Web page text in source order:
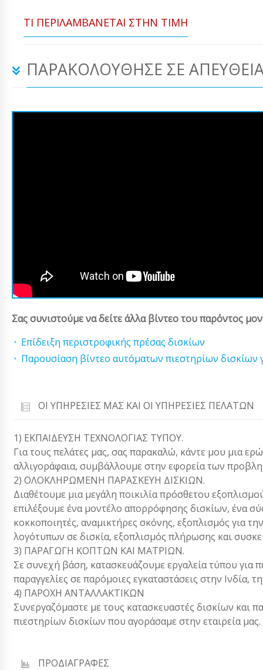
ΤΙ ΠΕΡΙΛΑΜΒΆΝΕΤΑΙ ΣΤΗΝ ΤΙΜΉ
ΠΑΡΑΚΟΛΟΎΘΗΣΕ ΣΕ
Σας συνιστούμε να δείτε άλλα βίντεο του παρόντος
Επίδειξη περιστροφικής πρέσας δισκίων
Παρουσίαση βίντεο αυτόματων πιεστηρίων
ΟΙ ΥΠΗΡΕΣΊΕΣ ΜΑΣ ΚΑΙ ΟΙ ΥΠΗΡΕΣΊΕΣ ΠΕΛΑΤΏΝ
1) ΕΚΠΑΙΔΕΥΣΗ ΤΕΧΝΟΛΟΓΙΑΣ ΤΥΠΟΥ.
Για τους πελάτες μας, σας παρακαλώ, κάντε μου μια
αλλιγοράφαια, συμβάλλουμε στην εφορεία των
2) ΟΛΟΚΛΗΡΩΜΕΝΗ ΠΑΡΑΣΚΕΥΗ ΔΙΣΚΙΩΝ.
Διαθέτουμε μια μεγάλη ποικιλία πρόσθετου
επιλέξουμε ένα μοντέλο απορρόφησης δισκίων, ένα
κοκκοποιητές, αναμικτήρες σκόνης, εξοπλισμός για
λογότυπων σε δισκία, εξοπλισμός πλήρωσης και
3) ΠΑΡΑΓΩΓΗ ΚΟΠΤΩΝ ΚΑΙ ΜΑΤΡΙΩΝ.
Σε συνεχή βάση, κατασκευάζουμε εργαλεία τύπου για
παραγγελίες σε παρόμοιες εγκαταστάσεις στην Ινδία,
4) ΠΑΡΟΧΗ ΑΝΤΑΛΛΑΚΤΙΚΩΝ
Συνεργαζόμαστε με τους κατασκευαστές δισκίων και
πιεστηρίων δισκίων που αγοράσαμε στην εταιρεία μας.
ΠΡΟΔΙΑΓΡΑΦΕΣ